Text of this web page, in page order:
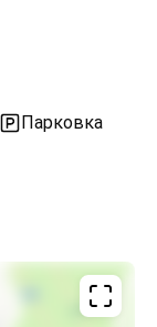
Парковка